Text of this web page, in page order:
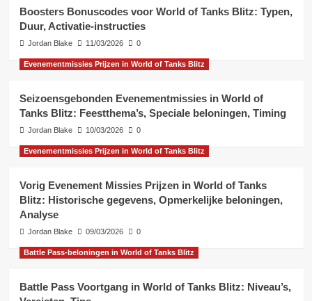
Boosters Bonuscodes voor World of Tanks Blitz: Typen,
Duur, Activatie-instructies
Jordan Blake 11/03/2026 0
Evenementmissies Prijzen in World of Tanks Blitz
Seizoensgebonden Evenementmissies in World of
Tanks Blitz: Feestthema’s, Speciale beloningen, Timing
Jordan Blake 10/03/2026 0
Evenementmissies Prijzen in World of Tanks Blitz
Vorig Evenement Missies Prijzen in World of Tanks
Blitz: Historische gegevens, Opmerkelijke beloningen,
Analyse
Jordan Blake 09/03/2026 0
Battle Pass-beloningen in World of Tanks Blitz
Battle Pass Voortgang in World of Tanks Blitz: Niveau’s,